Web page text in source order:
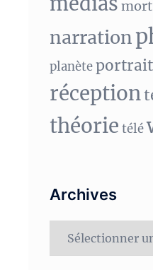
mort
narration
planète portrait
réception
théorie télé
Archives